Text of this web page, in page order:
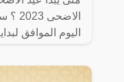
اليوم الموافق